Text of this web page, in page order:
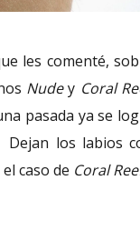
les comenté,
Nudey Coral
pasada ya se
los labios
caso de Coral